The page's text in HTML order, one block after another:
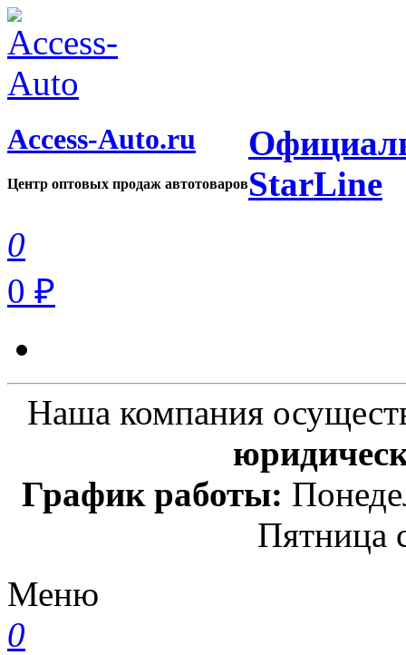
Access-Auto.ru
Центр оптовых продаж автотоваровStarLine
0
0 ₽
Наша компания
График работы:
Пятница
Меню
0